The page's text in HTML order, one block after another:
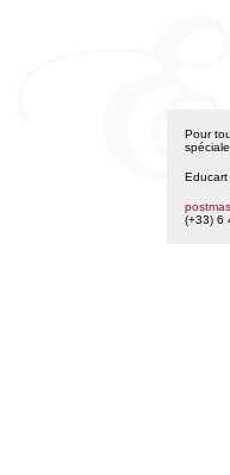
Pour
Educart
(+33) 6